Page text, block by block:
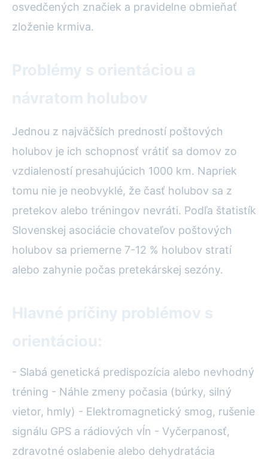
osvedčených značiek a pravidelne obmieňať
zloženie krmiva.
Problémy s orientáciou a
návratom holubov
Jednou z najväčších predností poštových
holubov je ich schopnosť vrátiť sa domov zo
vzdialeností presahujúcich 1000 km. Napriek
tomu nie je neobvyklé, že časť holubov sa z
pretekov alebo tréningov nevráti. Podľa štatistík
Slovenskej asociácie chovateľov poštových
holubov sa priemerne 7-12 % holubov stratí
alebo zahynie počas pretekárskej sezóny.
Hlavné príčiny problémov s
orientáciou:
- Slabá genetická predispozícia alebo nevhodný
tréning - Náhle zmeny počasia (búrky, silný
vietor, hmly) - Elektromagnetický smog, rušenie
signálu GPS a rádiových vĺn - Vyčerpanosť,
zdravotné oslabenie alebo dehydratácia